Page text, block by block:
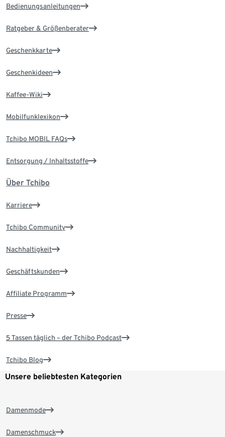
Bedienungsanleitungen
Ratgeber & Größenberater
Geschenkkarte
Geschenkideen
Kaffee-Wiki
Mobilfunklexikon
Tchibo MOBIL FAQs
Entsorgung / Inhaltsstoffe
Über Tchibo
Karriere
Tchibo Community
Nachhaltigkeit
Geschäftskunden
Affiliate Programm
Presse
5 Tassen täglich – der Tchibo Podcast
Tchibo Blog
Unsere beliebtesten Kategorien
Damenmode
Damenschmuck